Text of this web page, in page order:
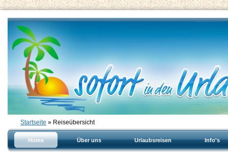
Startseite » Reiseübersicht
Home Über uns Urlaubsreisen Info's